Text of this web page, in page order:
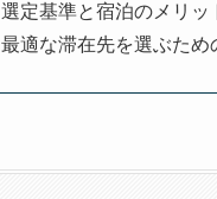
選定基準と宿泊のメリッ
最適な滞在先を選ぶため